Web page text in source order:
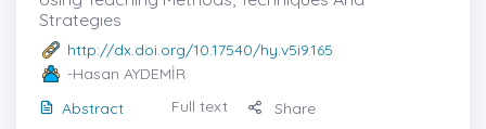
Strategıes
http://dx.doi.org/10.17540/hy.v5i9.165
-Hasan AYDEMİR
Abstract
Full text Share